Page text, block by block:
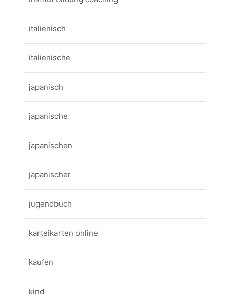
italienisch
italienische
japanisch
japanische
japanischen
japanischer
jugendbuch
karteikarten online
kaufen
kind